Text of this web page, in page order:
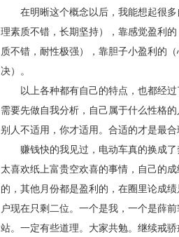
在明晰这个概念以后，我能想起很多
理素质不错，长期坚持），靠感觉盈利
质不错，耐性极强），靠胆子小盈利的
决）。
以上各种都有自己的特点，也都经过
需要先做自我分析，自己属于什么性格
别人不适用，你才适用。合适的才是最
赚钱快的我见过，电动车真的换成了
太喜欢纸上富贵空欢喜的事情，自己的
的，其他月份都是盈利的，在圈里论成
户现在只剩二位。一个是我，一个是薛
站。一定有些道理。大家共勉。继续戒骄